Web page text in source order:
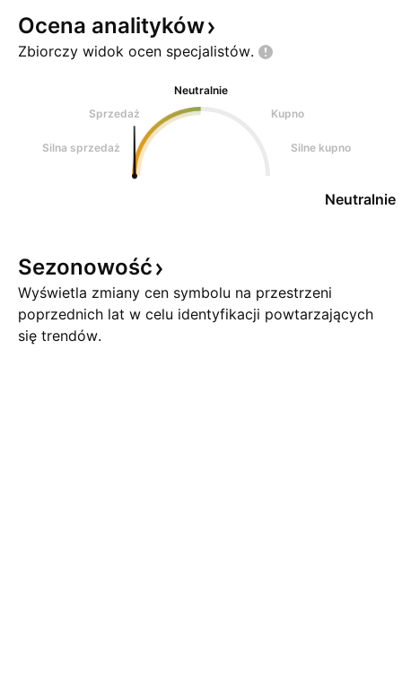
Ocena analityków
Zbiorczy widok ocen specjalistów.
Neutralnie
Sprzedaż
Kupno
Silna sprzedaż Silne kupno
Neutralnie
Sezonowość
Wyświetla zmiany cen symbolu na przestrzeni
poprzednich lat w celu identyfikacji powtarzających
się trendów.